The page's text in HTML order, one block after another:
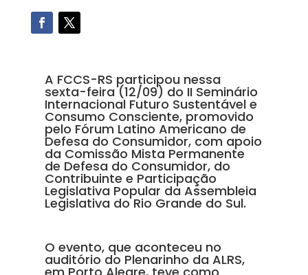
A FCCS-RS participou nessa
sexta-feira (12/09) do II Seminário
Internacional Futuro Sustentável e
Consumo Consciente, promovido
pelo Fórum Latino Americano de
Defesa do Consumidor, com apoio
da Comissão Mista Permanente
de Defesa do Consumidor, do
Contribuinte e Participação
Legislativa Popular da Assembleia
Legislativa do Rio Grande do Sul.
O evento, que aconteceu no
auditório do Plenarinho da ALRS,